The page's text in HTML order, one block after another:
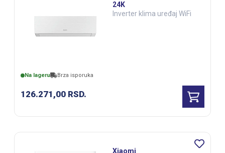
Na lageru Brza isporuka
126.271,00 RSD.
24K
Inverter klima uređaj WiFi
Xiaomi